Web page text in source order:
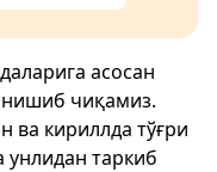
асосан
чиқамиз.
ва кириллда тўғри
таркиб